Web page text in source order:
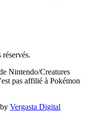
Nintendo/Creatures
pas affilié à Pokémon
Vergasta Digital